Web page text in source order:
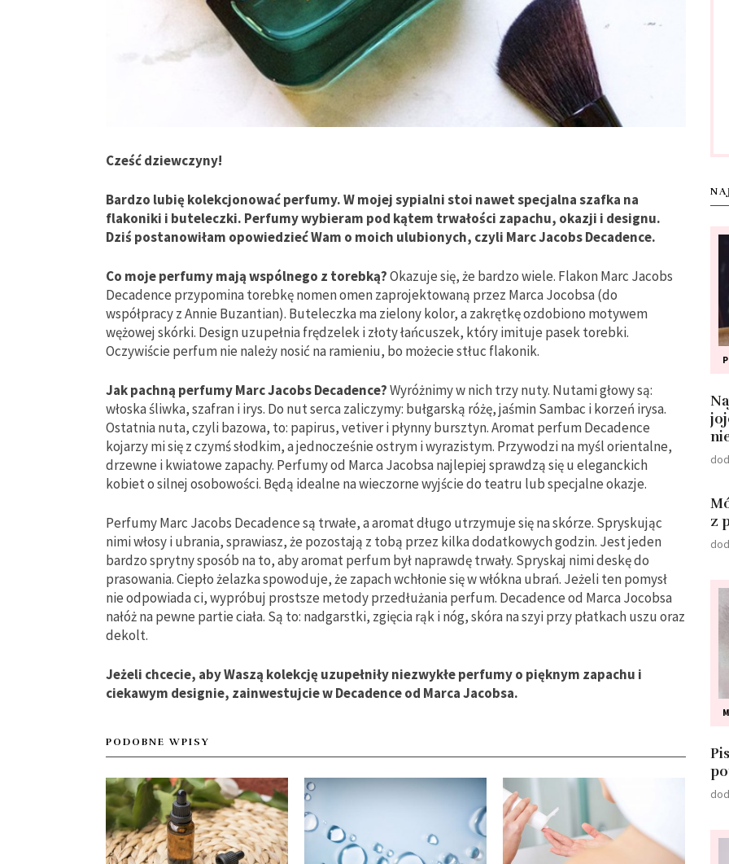
Cześć dziewczyny!
Bardzo lubię kolekcjonować perfumy. W mojej sypialni stoi nawet specjalna szafka na
flakoniki i buteleczki. Perfumy wybieram pod kątem trwałości zapachu, okazji i designu.
Dziś postanowiłam opowiedzieć Wam o moich ulubionych, czyli Marc Jacobs Decadence.
Co moje perfumy mają wspólnego z torebką?Okazuje się, że bardzo wiele. Flakon Marc Jacobs
Decadence przypomina torebkę nomen omen zaprojektowaną przez Marca Jocobsa (do
współpracy z Annie Buzantian). Buteleczka ma zielony kolor, a zakrętkę ozdobiono motywem
wężowej skórki. Design uzupełnia frędzelek i złoty łańcuszek, który imituje pasek torebki.
Oczywiście perfum nie należy nosić na ramieniu, bo możecie stłuc flakonik.
Jak pachną perfumy Marc Jacobs Decadence?Wyróżnimy w nich trzy nuty. Nutami głowy są:
włoska śliwka, szafran i irys. Do nut serca zaliczymy: bułgarską różę, jaśmin Sambac i korzeń irysa.
Ostatnia nuta, czyli bazowa, to: papirus, vetiver i płynny bursztyn. Aromat perfum Decadence
kojarzy mi się z czymś słodkim, a jednocześnie ostrym i wyrazistym. Przywodzi na myśl orientalne,
drzewne i kwiatowe zapachy. Perfumy od Marca Jacobsa najlepiej sprawdzą się u eleganckich
kobiet o silnej osobowości. Będą idealne na wieczorne wyjście do teatru lub specjalne okazje.
Perfumy Marc Jacobs Decadence są trwałe, a aromat długo utrzymuje się na skórze. Spryskując
nimi włosy i ubrania, sprawiasz, że pozostają z tobą przez kilka dodatkowych godzin. Jest jeden
bardzo sprytny sposób na to, aby aromat perfum był naprawdę trwały. Spryskaj nimi deskę do
prasowania. Ciepło żelazka spowoduje, że zapach wchłonie się w włókna ubrań. Jeżeli ten pomysł
nie odpowiada ci, wypróbuj prostsze metody przedłużania perfum. Decadence od Marca Jocobsa
nałóż na pewne partie ciała. Są to: nadgarstki, zgięcia rąk i nóg, skóra na szyi przy płatkach uszu oraz
dekolt.
Jeżeli chcecie, aby Waszą kolekcję uzupełniły niezwykłe perfumy o pięknym zapachu i
ciekawym designie, zainwestujcie w Decadence od Marca Jacobsa.
PODOBNE WPISY
z